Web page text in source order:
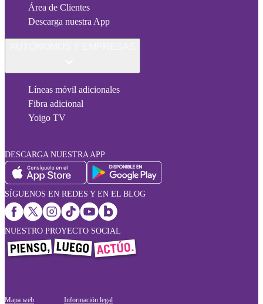
Área de Clientes
Descarga nuestra App
Líneas móvil adicionales
Fibra adicional
Yoigo TV
DESCARGA NUESTRA APP
SÍGUENOS EN REDES Y EN EL BLOG
NUESTRO PROYECTO SOCIAL
Mapa web Información legal